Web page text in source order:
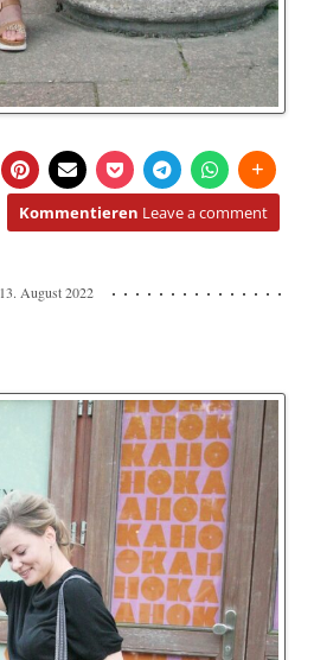
Kommentieren Leave a comment
13. August 2022